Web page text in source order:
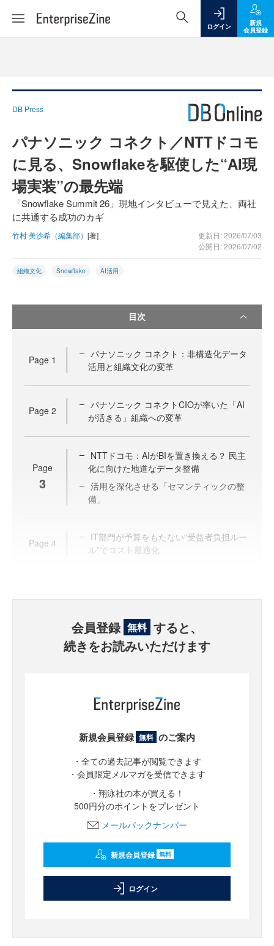
ログイン
新規
会員登録
DB Press
パナソニック コネクト／NTTドコモ
に見る、Snowflakeを駆使した“AI現
場実装”の最先端
「Snowflake Summit 26」現地インタビューで見えた、両社
に共通する成功のカギ
竹村 美沙希（編集部） [著]
更新日: 2026/07/03
公開日: 2026/07/02
組織文化 Snowflake AI活用
目次
Page 1
パナソニック コネクト：非構造化データ
活用と組織文化の変革
Page 2
パナソニック コネクトCIOが率いた「AI
が活きる」組織への変革
Page
3
NTTドコモ：AIがBIを置き換える？ 民主
化に向けた地道なデータ整備
活用を深化させる「セマンティックの整
備」
Page 4
IT部門が予算をもたない“受益者負担ルー
ル”でコスト最適化
会員登録 無料 すると、
続きをお読みいただけます
新規会員登録 無料 のご案内
・全ての過去記事が閲覧できます
・会員限定メルマガを受信できます
・翔泳社の本が買える！
500円分のポイントをプレゼント
メールバックナンバー
新規会員登録 無料
ログイン